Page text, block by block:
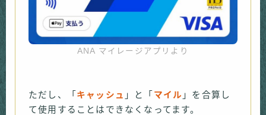
ANA マイレージアプリより
ただし、「 キャッシュ 」と「 マイル 」を合算し
て使用することはできなくなってます。